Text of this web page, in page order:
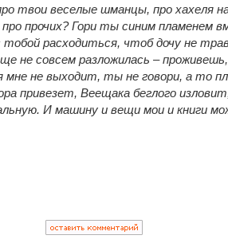
твои веселые шманцы, про хахеля
про прочих? Гори ты синим пламенем
расходиться, чтоб дочу не
не совсем разложилась –
мне не выходит, ты не говори, а то
привезет, Веещака беглого
И машину и вещи мои и книги